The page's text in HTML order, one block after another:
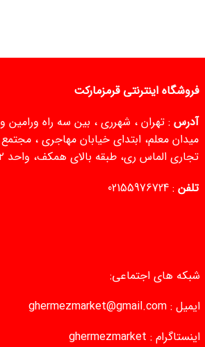
فروشگاه اینترنتی قرمزمارکت
آدرس : تهران ، شهرری ، بین سه راه ورامین و
میدان معلم، ابتدای خیابان مهاجری ، مجتمع
تجاری الماس ری، طبقه بالای همکف، واحد ۱۱۲
تلفن :
02155976724
شبکه های اجتماعی:
ایمیل : ghermezmarket@gmail.com
اینستاگرام : ghermezmarket